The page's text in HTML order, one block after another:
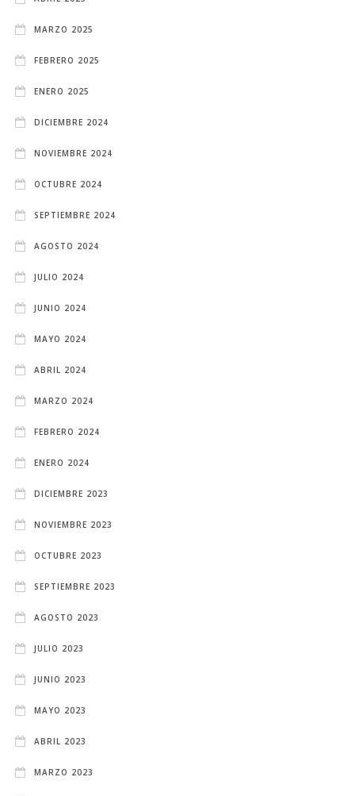
MARZO 2025
FEBRERO 2025
ENERO 2025
DICIEMBRE 2024
NOVIEMBRE 2024
OCTUBRE 2024
SEPTIEMBRE 2024
AGOSTO 2024
JULIO 2024
JUNIO 2024
MAYO 2024
ABRIL 2024
MARZO 2024
FEBRERO 2024
ENERO 2024
DICIEMBRE 2023
NOVIEMBRE 2023
OCTUBRE 2023
SEPTIEMBRE 2023
AGOSTO 2023
JULIO 2023
JUNIO 2023
MAYO 2023
ABRIL 2023
MARZO 2023